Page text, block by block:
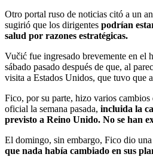
Otro portal ruso de noticias citó a un
sugirió que los dirigentes podrían
salud por razones estratégicas.
Vučić fue ingresado brevemente en el
sábado pasado después de que, al
visita a Estados Unidos, que tuvo que
Fico, por su parte, hizo varios cambios
oficial la semana pasada, incluida la
previsto a Reino Unido. No se han
El domingo, sin embargo, Fico dio una
que nada había cambiado en sus